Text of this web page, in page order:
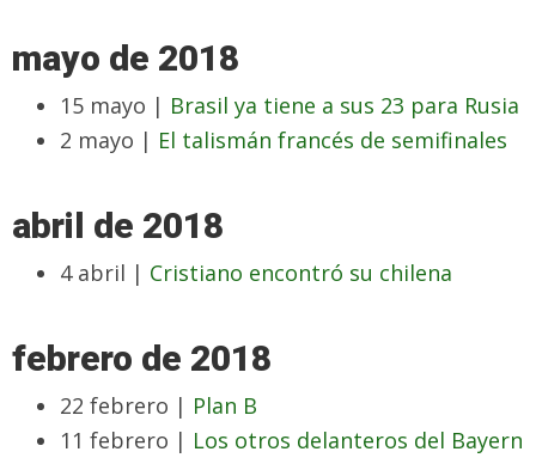
mayo de 2018
15 mayo | Brasil ya tiene a sus 23 para Rusia
2 mayo | El talismán francés de semifinales
abril de 2018
4 abril | Cristiano encontró su chilena
febrero de 2018
22 febrero | Plan B
11 febrero | Los otros delanteros del Bayern